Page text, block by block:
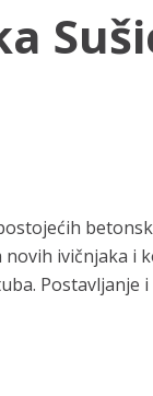
ivičnjaka i
Postavljanje